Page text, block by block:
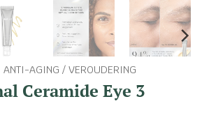
ANTI-AGING / VEROUDERING
Ceramide Eye 3